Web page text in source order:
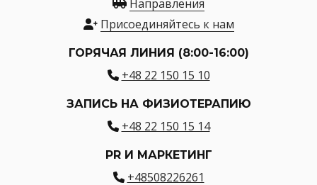
Направления
Присоединяйтесь к нам
ГОРЯЧАЯ ЛИНИЯ (8:00-16:00)
+48 22 150 15 10
ЗАПИСЬ НА ФИЗИОТЕРАПИЮ
+48 22 150 15 14
PR И МАРКЕТИНГ
+48508226261